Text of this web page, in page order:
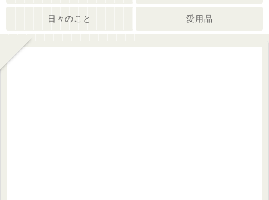
日々のこと 愛用品